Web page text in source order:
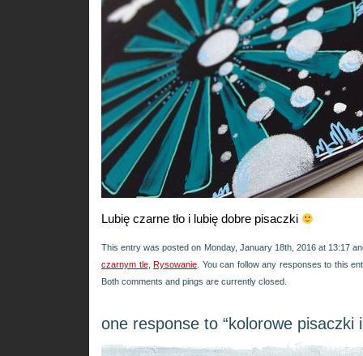
Lubię czarne tło i lubię dobre pisaczki
This entry was posted on Monday, January 18th, 2016 at 13:17
czarnym tle, Rysowanie . You can follow any responses to this
Both comments and pings are currently closed.
one response to “kolorowe pisaczki i